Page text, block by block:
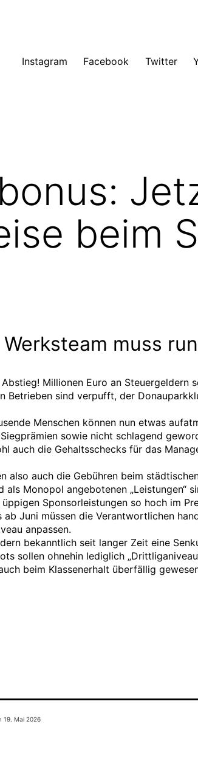
Instagram Facebook Twitter
beim
Werksteam muss
Abstieg! Millionen Euro an Steuergeldern
Betrieben sind verpufft, der
Menschen können nun etwas
sowie nicht schlagend
auch die Gehaltsschecks für das
also auch die Gebühren beim
als Monopol angebotenen „Leistungen“
Sponsorleistungen so hoch im
ab Juni müssen die Verantwortlichen
anpassen.
bekanntlich seit langer Zeit eine
sollen ohnehin lediglich
beim Klassenerhalt überfällig
19. Mai 2026